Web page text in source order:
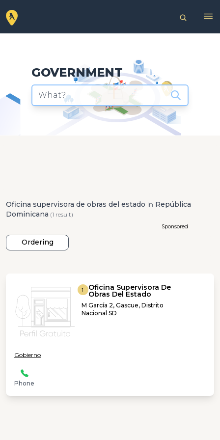
GOVERNMENT
What?
Oficina supervisora de obras del estado in República
Dominicana (1 result)
Ordering
Sponsored
1 Oficina Supervisora De
Obras Del Estado
M García 2, Gascue, Distrito
Nacional SD
Gobierno
Phone